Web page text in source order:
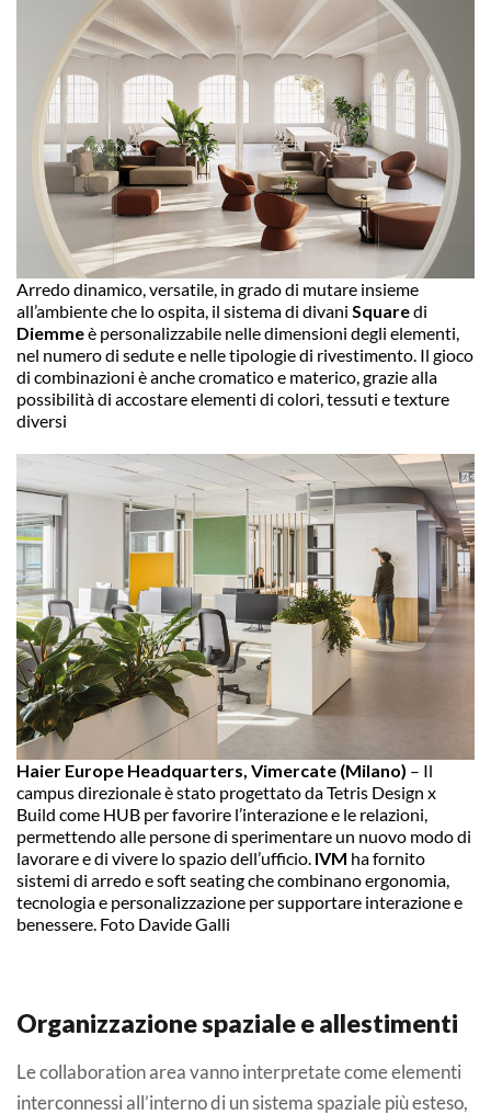
Arredo dinamico, versatile, in grado di mutare insieme
all’ambiente che lo ospita, il sistema di divani Squaredi
Diemmeè personalizzabile nelle dimensioni degli elementi,
nel numero di sedute e nelle tipologie di rivestimento. Il gioco
di combinazioni è anche cromatico e materico, grazie alla
possibilità di accostare elementi di colori, tessuti e texture
diversi
Haier Europe Headquarters, Vimercate (Milano) – Il
campus direzionale è stato progettato da Tetris Design x
Build come HUB per favorire l’interazione e le relazioni,
permettendo alle persone di sperimentare un nuovo modo di
lavorare e di vivere lo spazio dell’ufficio. IVM ha fornito
sistemi di arredo e soft seating che combinano ergonomia,
tecnologia e personalizzazione per supportare interazione e
benessere. Foto Davide Galli
Organizzazione spaziale e allestimenti
Le collaboration area vanno interpretate come elementi
interconnessi all’interno di un sistema spaziale più esteso,